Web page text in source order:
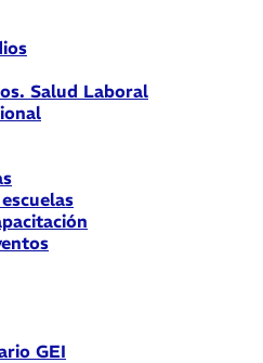
Salud Laboral
GEI